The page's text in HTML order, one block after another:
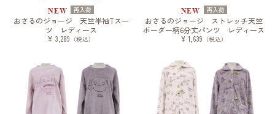
NEW 再入荷
おさるのジョージ 天竺半袖Tスー
ツ レディース
¥ 3,289 （税込）
NEW 再入荷
おさるのジョージ ストレッチ天竺
ボーダー柄6分丈パンツ レディース
¥ 1,639 （税込）